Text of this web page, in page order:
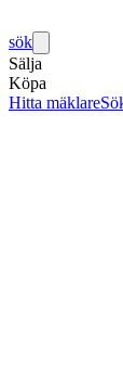
sök
Sälja
Köpa
Hitta mäklare